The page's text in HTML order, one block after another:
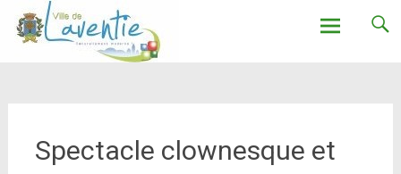
Ville de Laventie
Spectacle clownesque et